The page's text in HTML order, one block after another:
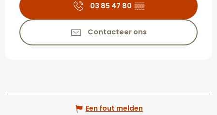
03 85 47 80 ▒▒
Contacteer ons
Een fout melden